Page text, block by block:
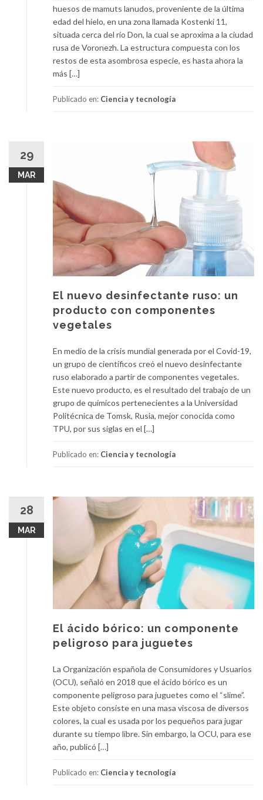
huesos de mamuts lanudos, proveniente de la última
edad del hielo, en una zona llamada Kostenki 11,
situada cerca del río Don, la cual se aproxima a la ciudad
rusa de Voronezh. La estructura compuesta con los
restos de esta asombrosa especie, es hasta ahora la
más […]
Publicado en: Ciencia y tecnología
29
MAR
El nuevo desinfectante ruso: un
producto con componentes
vegetales
En medio de la crisis mundial generada por el Covid-19,
un grupo de científicos creó el nuevo desinfectante
ruso elaborado a partir de componentes vegetales.
Este nuevo producto, es el resultado del trabajo de un
grupo de químicos pertenecientes a la Universidad
Politécnica de Tomsk, Rusia, mejor conocida como
TPU, por sus siglas en el […]
Publicado en: Ciencia y tecnología
28
MAR
El ácido bórico: un componente
peligroso para juguetes
La Organización española de Consumidores y Usuarios
(OCU), señaló en 2018 que el ácido bórico es un
componente peligroso para juguetes como el “slime”.
Este objeto consiste en una masa viscosa de diversos
colores, la cual es usada por los pequeños para jugar
durante su tiempo libre. Sin embargo, la OCU, para ese
año, publicó […]
Publicado en: Ciencia y tecnología